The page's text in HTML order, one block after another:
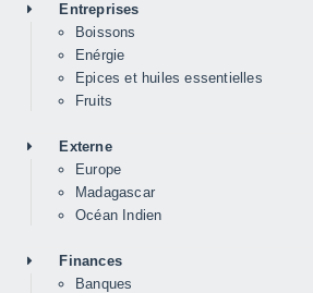
Entreprises
Boissons
Enérgie
Epices et huiles essentielles
Fruits
Externe
Europe
Madagascar
Océan Indien
Finances
Banques